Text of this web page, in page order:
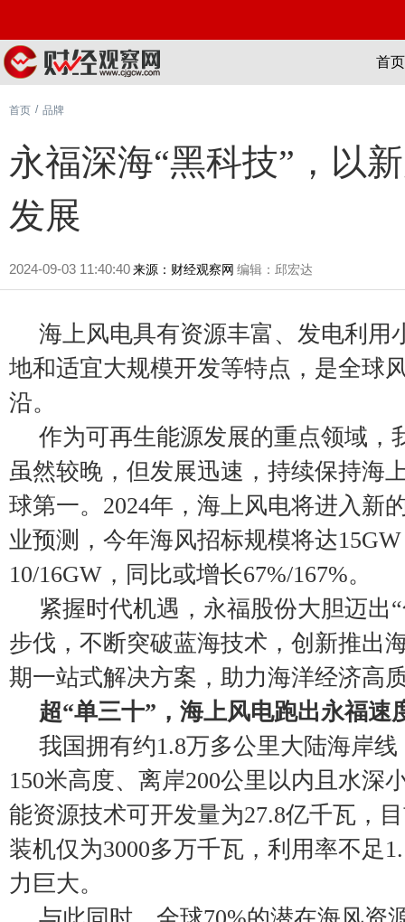
首页
首页 / 品牌
永福深海“黑科技”，以
发展
2024-09-03 11:40:40来源：财经观察网 编辑：邱宏达
海上风电具有资源丰富、发电利用
地和适宜大规模开发等特点，是全球
沿。
作为可再生能源发展的重点领域，
虽然较晚，但发展迅速，持续保持海
球第一。2024年，海上风电将进入新
业预测，今年海风招标规模将达
10/16GW，同比或增长67%/167%。
紧握时代机遇，永福股份大胆迈出
步伐，不断突破蓝海技术，创新推出
期一站式解决方案，助力海洋经济高
超“单三十”，海上风电跑出永福速
我国拥有约1.8万多公里大陆海岸
150米高度、离岸200公里以内且水深
能资源技术可开发量为27.8亿千瓦，
装机仅为3000多万千瓦，利用率不足
力巨大。